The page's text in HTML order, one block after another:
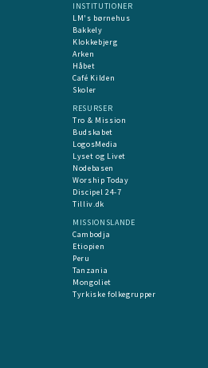
INSTITUTIONER
LM's børnehus
Bakkely
Klokkebjerg
Arken
Håbet
Café Kilden
Skoler
RESURSER
Tro & Mission
Budskabet
LogosMedia
Lyset og Livet
Nodebasen
Worship Today
Discipel 24-7
Tilliv.dk
MISSIONSLANDE
Cambodja
Etiopien
Peru
Tanzania
Mongoliet
Tyrkiske folkegrupper